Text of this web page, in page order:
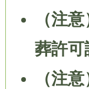
（注
葬許
（注